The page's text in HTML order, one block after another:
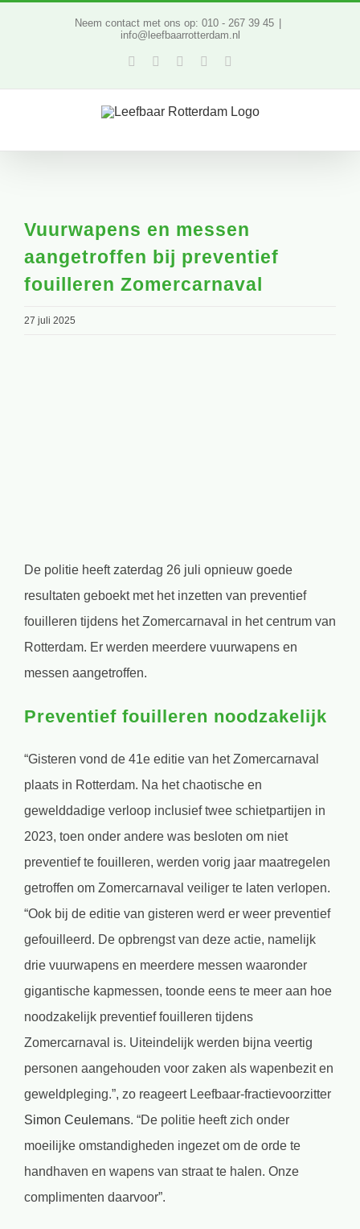
Neem contact met ons op: 010 - 267 39 45
info@leefbaarrotterdam.nl
Facebook
TwitterYouTubeLinkedIn
Vuurwapens en messen
aangetroffen bij preventief
fouilleren Zomercarnaval
27 juli 2025
De politie heeft zaterdag 26 juli opnieuw goede
resultaten geboekt met het inzetten van preventief
fouilleren tijdens het Zomercarnaval in het centrum van
Rotterdam. Er werden meerdere vuurwapens en
messen aangetroffen.
Preventief fouilleren noodzakelijk
“Gisteren vond de 41e editie van het Zomercarnaval
plaats in Rotterdam. Na het chaotische en
gewelddadige verloop inclusief twee schietpartijen in
2023, toen onder andere was besloten om niet
preventief te fouilleren, werden vorig jaar maatregelen
getroffen om Zomercarnaval veiliger te laten verlopen.
“Ook bij de editie van gisteren werd er weer preventief
gefouilleerd. De opbrengst van deze actie, namelijk
drie vuurwapens en meerdere messen waaronder
gigantische kapmessen, toonde eens te meer aan hoe
noodzakelijk preventief fouilleren tijdens
Zomercarnaval is. Uiteindelijk werden bijna veertig
personen aangehouden voor zaken als wapenbezit en
geweldpleging.”, zo reageert Leefbaar-fractievoorzitter
Simon Ceulemans. “De politie heeft zich onder
moeilijke omstandigheden ingezet om de orde te
handhaven en wapens van straat te halen. Onze
complimenten daarvoor”.